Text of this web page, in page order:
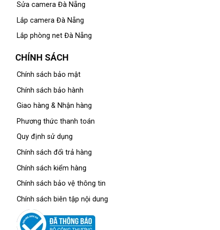
Sửa camera Đà Nẵng
Lắp camera Đà Nẵng
Lắp phòng net Đà Nẵng
CHÍNH SÁCH
Chính sách bảo mật
Chính sách bảo hành
Giao hàng & Nhận hàng
Phương thức thanh toán
Quy định sử dụng
Chính sách đổi trả hàng
Chính sách kiểm hàng
Chính sách bảo vệ thông tin
Chính sách biên tập nội dung